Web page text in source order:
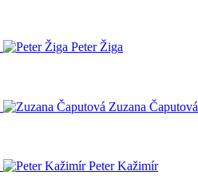
Peter Žiga
Zuzana Čaputová
Peter Kažimír